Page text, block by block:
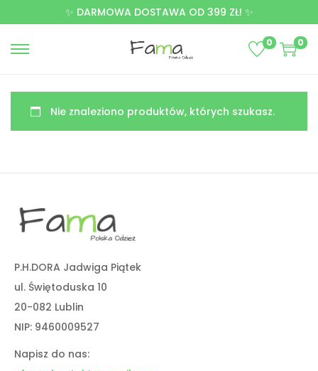
✨ DARMOWA DOSTAWA OD 399 ZŁ! ✨
0 0
Nie znaleziono produktów, których szukasz.
P.H.DORA Jadwiga Piątek
ul. Świętoduska 10
20-082 Lublin
NIP: 9460009527
Napisz do nas: